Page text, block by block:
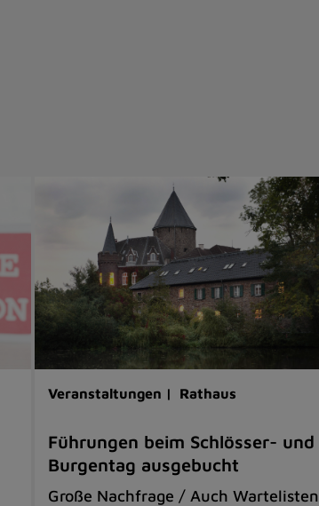
Veranstaltungen | Rathaus
Führungen beim Schlösser- und
Burgentag ausgebucht
Große Nachfrage / Auch Wartelisten